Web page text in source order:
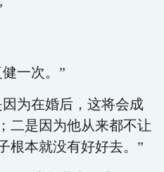
一次。”
为在婚后，这将会成
二是因为他从来都不让
根本就没有好好去。”